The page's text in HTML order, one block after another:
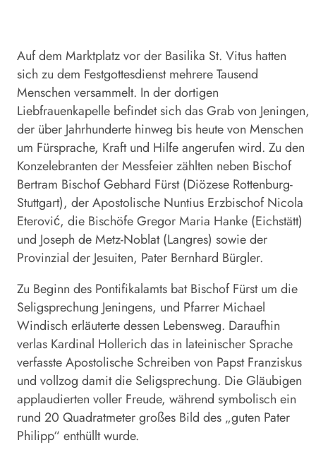
Auf dem Marktplatz vor der Basilika St. Vitus hatten
sich zu dem Festgottesdienst mehrere Tausend
Menschen versammelt. In der dortigen
Liebfrauenkapelle befindet sich das Grab von Jeningen,
der über Jahrhunderte hinweg bis heute von Menschen
um Fürsprache, Kraft und Hilfe angerufen wird. Zu den
Konzelebranten der Messfeier zählten neben Bischof
Bertram Bischof Gebhard Fürst (Diözese Rottenburg-
Stuttgart), der Apostolische Nuntius Erzbischof Nicola
Eterović, die Bischöfe Gregor Maria Hanke (Eichstätt)
und Joseph de Metz-Noblat (Langres) sowie der
Provinzial der Jesuiten, Pater Bernhard Bürgler.
Zu Beginn des Pontifikalamts bat Bischof Fürst um die
Seligsprechung Jeningens, und Pfarrer Michael
Windisch erläuterte dessen Lebensweg. Daraufhin
verlas Kardinal Hollerich das in lateinischer Sprache
verfasste Apostolische Schreiben von Papst Franziskus
und vollzog damit die Seligsprechung. Die Gläubigen
applaudierten voller Freude, während symbolisch ein
rund 20 Quadratmeter großes Bild des „guten Pater
Philipp“ enthüllt wurde.